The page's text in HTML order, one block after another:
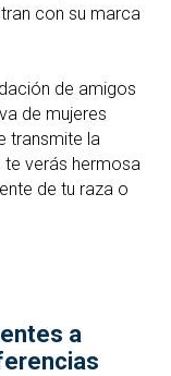
con su marca
de amigos
de mujeres
transmite la
te verás hermosa
de tu raza o
a